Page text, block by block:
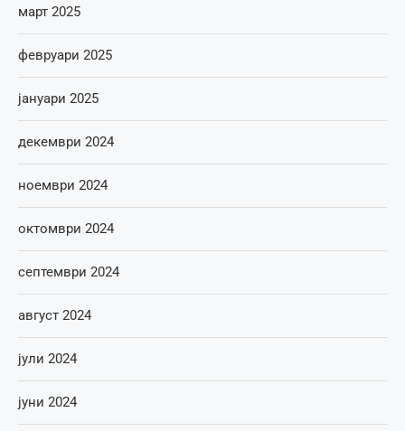
март 2025
февруари 2025
јануари 2025
декември 2024
ноември 2024
октомври 2024
септември 2024
август 2024
јули 2024
јуни 2024